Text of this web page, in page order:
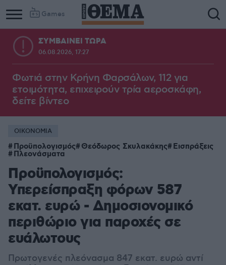
Games
ΣΥΜΒΑΙΝΕΙ ΤΩΡΑ
06.08.2026, 17:27
Φωτιά στην Κρήνη Φαρσάλων, 112 για
ετοιμότητα, επιχειρούν τρία αεροσκάφη,
δείτε βίντεο
ΟΙΚΟΝΟΜΙΑ
Προϋπολογισμός Θεόδωρος Σκυλακάκης Εισπράξεις
Πλεονάσματα
Προϋπολογισμός:
Υπερείσπραξη φόρων 587
εκατ. ευρώ - Δημοσιονομικό
περιθώριο για παροχές σε
ευάλωτους
Πρωτογενές πλεόνασμα 847 εκατ. ευρώ αντί